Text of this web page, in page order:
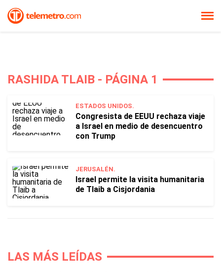
RASHIDA TLAIB - PÁGINA 1
ESTADOS UNIDOS.
Congresista de EEUU rechaza viaje
a Israel en medio de desencuentro
con Trump
JERUSALÉN.
Israel permite la visita humanitaria
de Tlaib a Cisjordania
LAS MÁS LEÍDAS